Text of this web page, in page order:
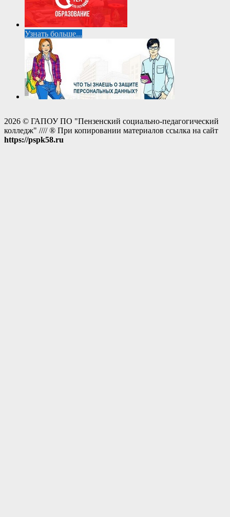
Узнать больше...
2026 © ГАПОУ ПО "Пензенский социально-педагогический
колледж" //// ® При копировании материалов ссылка на сайт
https://pspk58.ru